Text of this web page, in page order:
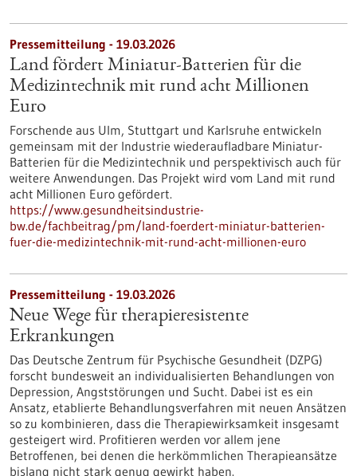
Pressemitteilung - 19.03.2026
Land fördert Miniatur-Batterien für die
Medizintechnik mit rund acht Millionen
Euro
Forschende aus Ulm, Stuttgart und Karlsruhe entwickeln
gemeinsam mit der Industrie wiederaufladbare Miniatur-
Batterien für die Medizintechnik und perspektivisch auch für
weitere Anwendungen. Das Projekt wird vom Land mit rund
acht Millionen Euro gefördert.
https://www.gesundheitsindustrie-
bw.de/fachbeitrag/pm/land-foerdert-miniatur-batterien-
fuer-die-medizintechnik-mit-rund-acht-millionen-euro
Pressemitteilung - 19.03.2026
Neue Wege für therapieresistente
Erkrankungen
Das Deutsche Zentrum für Psychische Gesundheit (DZPG)
forscht bundesweit an individualisierten Behandlungen von
Depression, Angststörungen und Sucht. Dabei ist es ein
Ansatz, etablierte Behandlungsverfahren mit neuen Ansätzen
so zu kombinieren, dass die Therapiewirksamkeit insgesamt
gesteigert wird. Profitieren werden vor allem jene
Betroffenen, bei denen die herkömmlichen Therapieansätze
bislang nicht stark genug gewirkt haben.